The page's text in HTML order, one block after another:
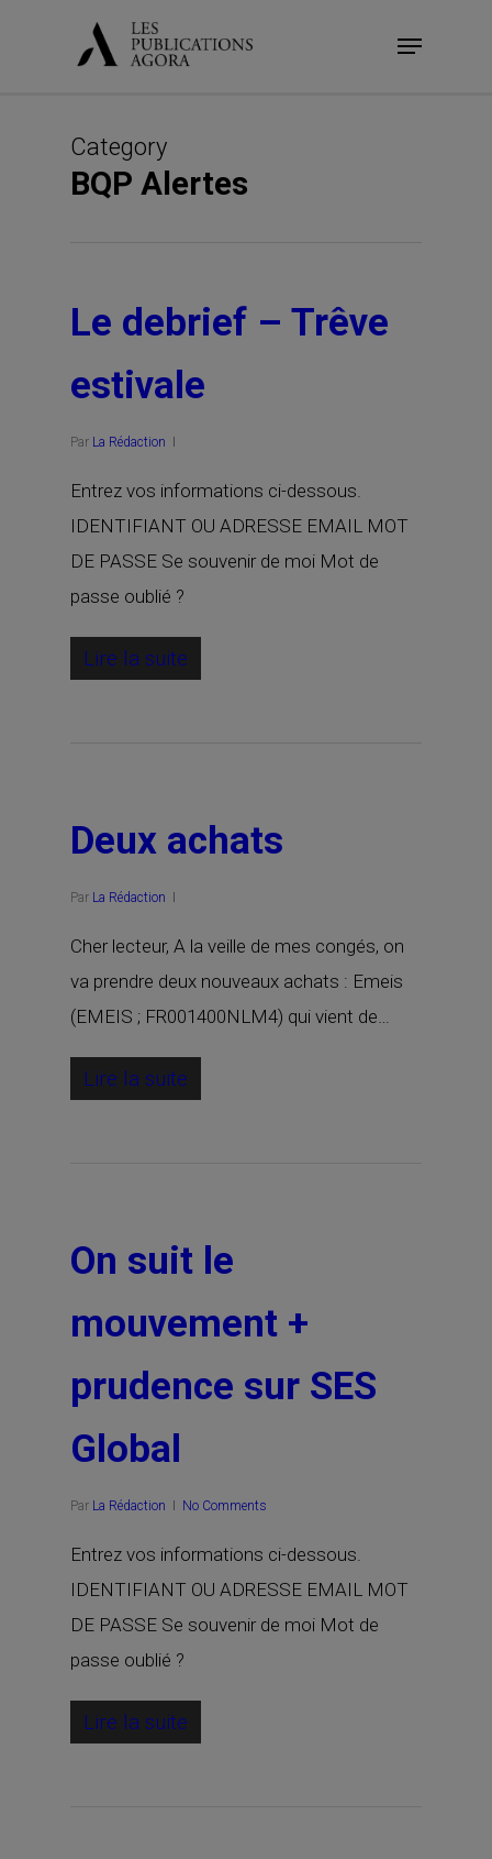
Menu
Category
BQP Alertes
Le debrief – Trêve
estivale
Par La Rédaction
Entrez vos informations ci-dessous.
IDENTIFIANT OU ADRESSE EMAIL MOT
DE PASSE Se souvenir de moi Mot de
passe oublié ?
Lire la suite
Deux achats
Par La Rédaction
Cher lecteur, A la veille de mes congés, on
va prendre deux nouveaux achats : Emeis
(EMEIS ; FR001400NLM4) qui vient de…
Lire la suite
On suit le
mouvement +
prudence sur SES
Global
Par La Rédaction No Comments
Entrez vos informations ci-dessous.
IDENTIFIANT OU ADRESSE EMAIL MOT
DE PASSE Se souvenir de moi Mot de
passe oublié ?
Lire la suite